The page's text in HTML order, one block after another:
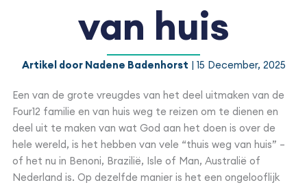
van huis
Artikel door Nadene Badenhorst | 15 December, 2025
Een van de grote vreugdes van het deel uitmaken van de
Four12 familie en van huis weg te reizen om te dienen en
deel uit te maken van wat God aan het doen is over de
hele wereld, is het hebben van vele “thuis weg van huis” –
of het nu in Benoni, Brazilië, Isle of Man, Australië of
Nederland is. Op dezelfde manier is het een ongelooflijk